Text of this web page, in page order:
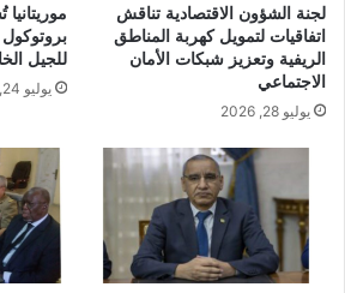
لجنة الشؤون الاقتصادية تناقش
اتفاقيات لتمويل كهربة المناطق
الريفية وتعزيز شبكات الأمان
الاجتماعي
يوليو 28, 2026
للجيل
يوليو 24, 2026